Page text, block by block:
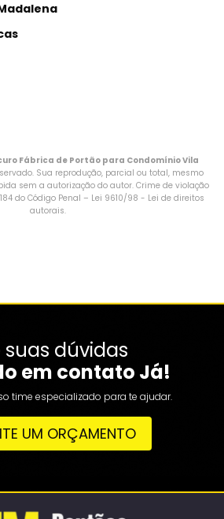
Fábrica de Portão para Condomínio Vila
Sua reprodução, parcial ou total, mesmo
sem a autorização do autor. Crime de violação
do Código Penal – Lei 9610/98 - Lei de direitos
autorais.
suas dúvidas
em contato Já!
time especializado para te ajudar.
UM ORÇAMENTO